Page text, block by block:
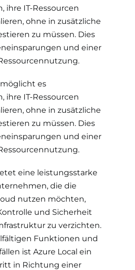
ihre IT-Ressourcen
ohne in zusätzliche
zu müssen. Dies
und einer
es
ihre IT-Ressourcen
ohne in zusätzliche
zu müssen. Dies
und einer
eine leistungsstarke
die die
nutzen möchten,
und Sicherheit
zu verzichten.
Funktionen und
ist Azure Local ein
in Richtung einer